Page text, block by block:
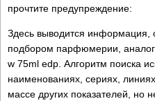
прочтите предупреждение:
Здесь выводится информация,
подбором парфюмерии,
w 75ml edp. Алгоритм поиска
наименованиях, сериях,
массе других показателей, но